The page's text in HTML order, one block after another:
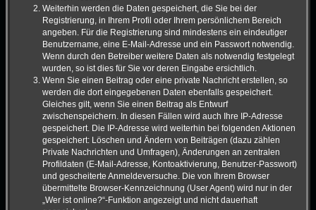
Weiterhin werden die Daten gespeichert, die Sie bei der
Registrierung, in Ihrem Profil oder Ihrem persönlichem Bereich
angeben. Für die Registrierung sind mindestens ein eindeutiger
Benutzername, eine E-Mail-Adresse und ein Passwort notwendig.
Wenn durch den Betreiber weitere Daten als notwendig festgelegt
wurden, so ist dies für Sie vor deren Eingabe ersichtlich.
Wenn Sie einen Beitrag oder eine private Nachricht erstellen, so
werden die dort eingegebenen Daten ebenfalls gespeichert.
Gleiches gilt, wenn Sie einen Beitrag als Entwurf
zwischenspeichern. In diesen Fällen wird auch Ihre IP-Adresse
gespeichert. Die IP-Adresse wird weiterhin bei folgenden Aktionen
gespeichert: Löschen und Ändern von Beiträgen (dazu zählen
Private Nachrichten und Umfragen), Änderungen an zentralen
Profildaten (E-Mail-Adresse, Kontoaktivierung, Benutzer-Passwort)
und gescheiterte Anmeldeversuche. Die von Ihrem Browser
übermittelte Browser-Kennzeichnung (User Agent) wird nur in der
„Wer ist online?“-Funktion angezeigt und nicht dauerhaft